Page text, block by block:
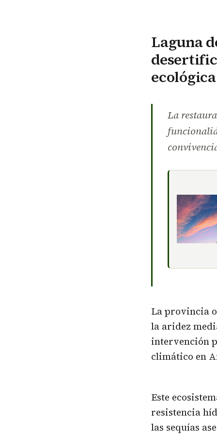
Laguna
La
La provincia
la aridez
intervención
climático en
Este
resistencia
las sequías